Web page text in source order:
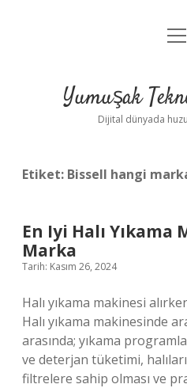
Yasal
Yumuşak
Dijital dünyada
Etiket: Bissell hangi
En Iyi Halı
Marka
Tarih: Kasım 26, 2024
Halı yıkama makinesi
Halı yıkama makinesinde
arasında; yıkama
ve deterjan tüketimi,
filtrelere sahip olması ve